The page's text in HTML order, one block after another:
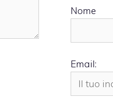
Nome
Email: